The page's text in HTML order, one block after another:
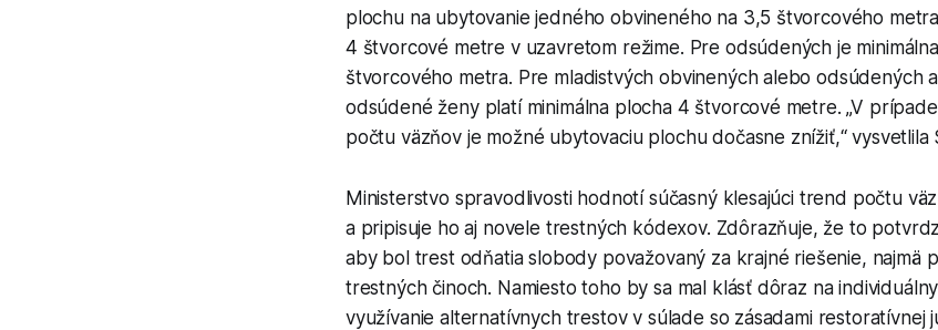
plochu na ubytovanie jedného obvineného na 3,5 štvorcového
4 štvorcové metre v uzavretom režime. Pre odsúdených je
štvorcového metra. Pre mladistvých obvinených alebo odsúdených
odsúdené ženy platí minimálna plocha 4 štvorcové metre. „V
počtu väzňov je možné ubytovaciu plochu dočasne znížiť,“ vysvetlila
Ministerstvo spravodlivosti hodnotí súčasný klesajúci trend počtu
a pripisuje ho aj novele trestných kódexov. Zdôrazňuje, že to
aby bol trest odňatia slobody považovaný za krajné riešenie, najmä
trestných činoch. Namiesto toho by sa mal klásť dôraz na
využívanie alternatívnych trestov v súlade so zásadami restoratívnej